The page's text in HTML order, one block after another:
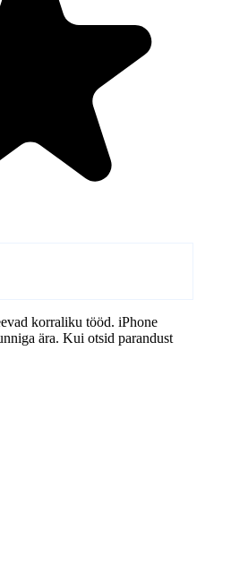
korraliku tööd. iPhone
ära. Kui otsid parandust